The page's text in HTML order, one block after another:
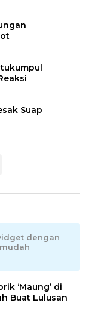
Suap
dengan
‘Maung’ di
Buat Lulusan